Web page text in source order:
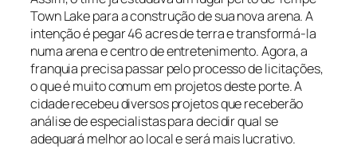
Town Lake para a construção de sua nova arena. A
intenção é pegar 46 acres de terra e transformá-la
numa arena e centro de entretenimento. Agora, a
franquia precisa passar pelo processo de licitações,
o que é muito comum em projetos deste porte. A
cidade recebeu diversos projetos que receberão
análise de especialistas para decidir qual se
adequará melhor ao local e será mais lucrativo.